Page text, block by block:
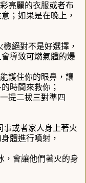
亮麗的衣服或者布
；如果是在晚上，
絕對不是好選擇，
導致可燃氣體的爆
護住你的眼鼻，讓
時間來救你；
提二拔三對準四
事或者家人身上著火
體進行噴射，
，會讓他們著火的身